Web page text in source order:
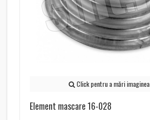
Click pentru a mări imaginea
Element mascare 16-028